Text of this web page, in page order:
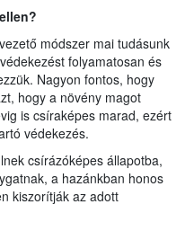
módszer mai tudásunk
folyamatosan és
Nagyon fontos, hogy
hogy a növény magot
is csíraképes marad, ezért
védekezés.
csírázóképes állapotba,
a hazánkban honos
kiszorítják az adott